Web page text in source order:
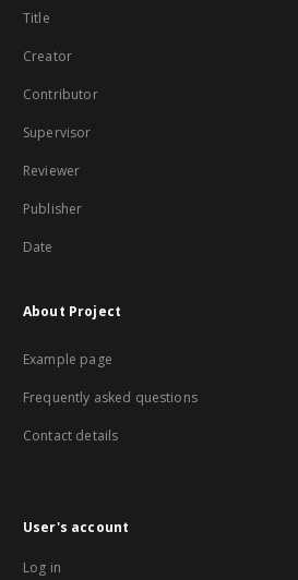
Title
Creator
Contributor
Supervisor
Reviewer
Publisher
Date
About Project
Example page
Frequently asked questions
Contact details
User's account
Log in